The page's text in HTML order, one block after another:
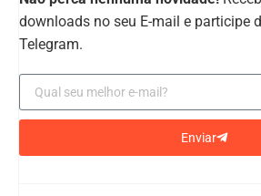
downloads no seu E-mail e participe
Telegram.
Enviar